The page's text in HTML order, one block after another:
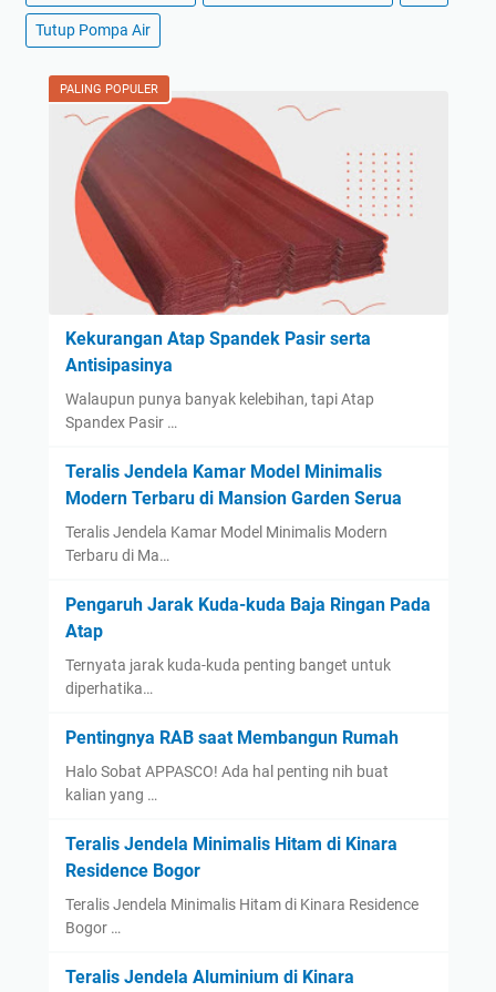
Tutup Pompa Air
PALING POPULER
Kekurangan Atap Spandek Pasir serta
Antisipasinya
Walaupun punya banyak kelebihan, tapi Atap
Spandex Pasir …
Teralis Jendela Kamar Model Minimalis
Modern Terbaru di Mansion Garden Serua
Teralis Jendela Kamar Model Minimalis Modern
Terbaru di Ma…
Pengaruh Jarak Kuda-kuda Baja Ringan Pada
Atap
Ternyata jarak kuda-kuda penting banget untuk
diperhatika…
Pentingnya RAB saat Membangun Rumah
Halo Sobat APPASCO! Ada hal penting nih buat
kalian yang …
Teralis Jendela Minimalis Hitam di Kinara
Residence Bogor
Teralis Jendela Minimalis Hitam di Kinara Residence
Bogor …
Teralis Jendela Aluminium di Kinara